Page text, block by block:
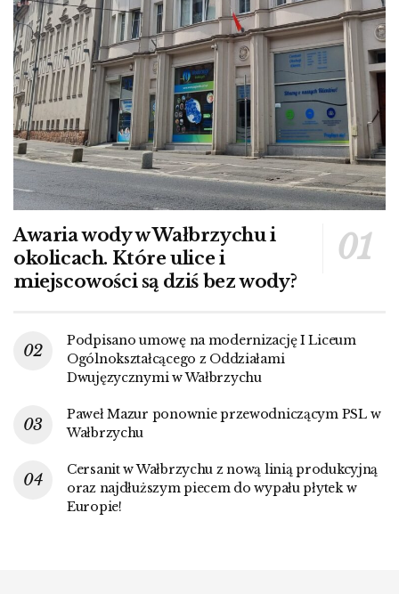
Awaria wody w Wałbrzychu i
okolicach. Które ulice i
miejscowości są dziś bez wody?
Podpisano umowę na modernizację I Liceum
Ogólnokształcącego z Oddziałami
Dwujęzycznymi w Wałbrzychu
Paweł Mazur ponownie przewodniczącym PSL w
Wałbrzychu
Cersanit w Wałbrzychu z nową linią produkcyjną
oraz najdłuższym piecem do wypału płytek w
Europie!